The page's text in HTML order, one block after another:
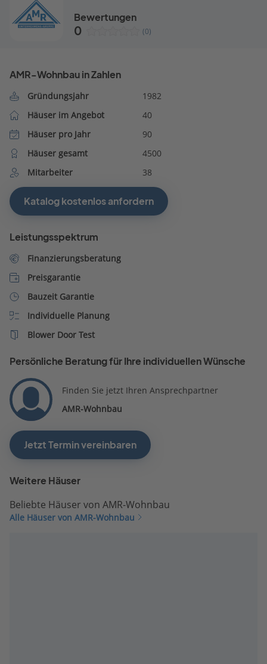
Bewertungen
0 (0)
AMR-Wohnbau in Zahlen
Gründungsjahr
1982
Häuser im Angebot
40
Häuser pro Jahr
90
Häuser gesamt
4500
Mitarbeiter
38
Katalog kostenlos anfordern
Leistungsspektrum
Finanzierungsberatung
Preisgarantie
Bauzeit Garantie
Individuelle Planung
Blower Door Test
Persönliche Beratung für Ihre individuellen Wünsche
Finden Sie jetzt Ihren Ansprechpartner
AMR-Wohnbau
Jetzt Termin vereinbaren
Weitere Häuser
Beliebte Häuser von AMR-Wohnbau
Alle Häuser von AMR-Wohnbau